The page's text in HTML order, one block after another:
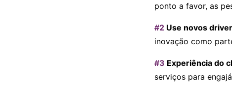
ponto a favor, as
#2 Use novos
inovação como
#3 Experiência do
serviços para